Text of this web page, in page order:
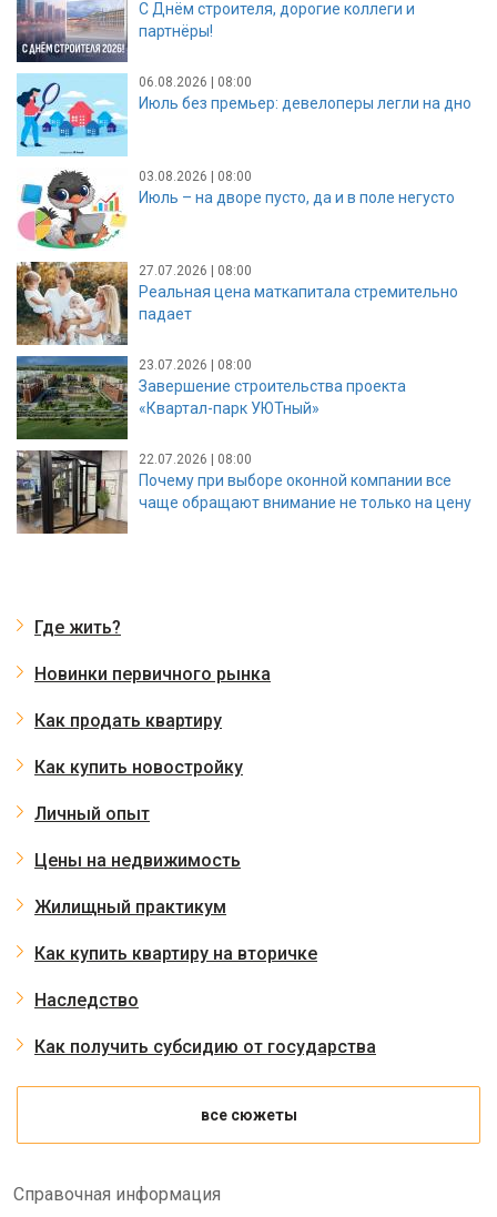
С Днём строителя, дорогие коллеги и
партнёры!
06.08.2026 | 08:00
Июль без премьер: девелоперы легли на дно
03.08.2026 | 08:00
Июль – на дворе пусто, да и в поле негусто
27.07.2026 | 08:00
Реальная цена маткапитала стремительно
падает
23.07.2026 | 08:00
Завершение строительства проекта
«Квартал-парк УЮТный»
22.07.2026 | 08:00
Почему при выборе оконной компании все
чаще обращают внимание не только на цену
Где жить?
Новинки первичного рынка
Как продать квартиру
Как купить новостройку
Личный опыт
Цены на недвижимость
Жилищный практикум
Как купить квартиру на вторичке
Наследство
Как получить субсидию от государства
все сюжеты
Справочная информация